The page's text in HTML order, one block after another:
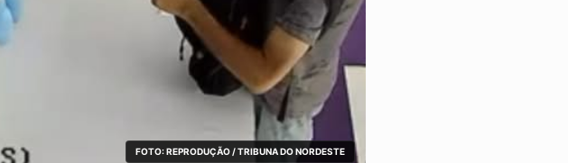
FOTO: REPRODUÇÃO / TRIBUNA DO NORDESTE